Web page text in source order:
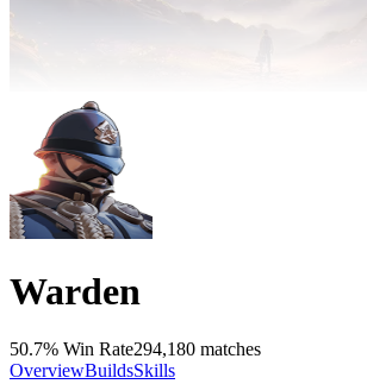
Warden
50.7% Win Rate294,180 matches
OverviewBuildsSkills